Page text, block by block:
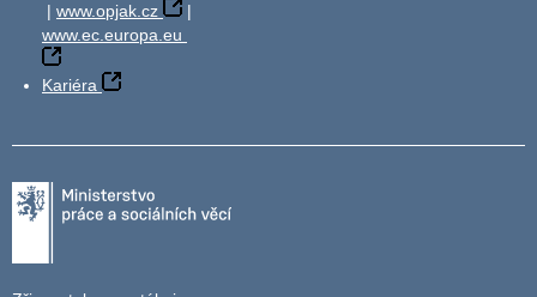
| www.opjak.cz
|
www.ec.europa.eu
Kariéra